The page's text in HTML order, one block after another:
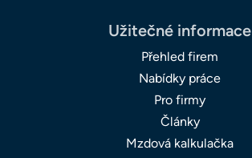
Užitečné informace
Přehled firem
Nabídky práce
Pro firmy
Články
Mzdová kalkulačka